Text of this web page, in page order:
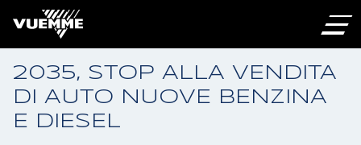
2035, STOP ALLA VENDITA
DI AUTO NUOVE BENZINA
E DIESEL